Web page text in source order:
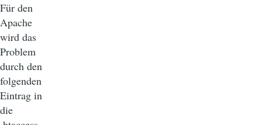
Für den
Apache
wird das
Problem
durch den
folgenden
Eintrag in
die